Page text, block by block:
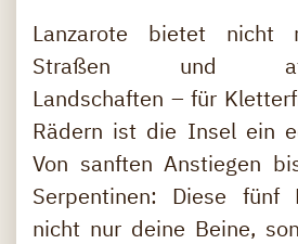
Lanzarote bietet nicht
Straßen und
Landschaften – für
Rädern ist die Insel ein
Von sanften Anstiegen
Serpentinen: Diese fünf
nicht nur deine Beine,